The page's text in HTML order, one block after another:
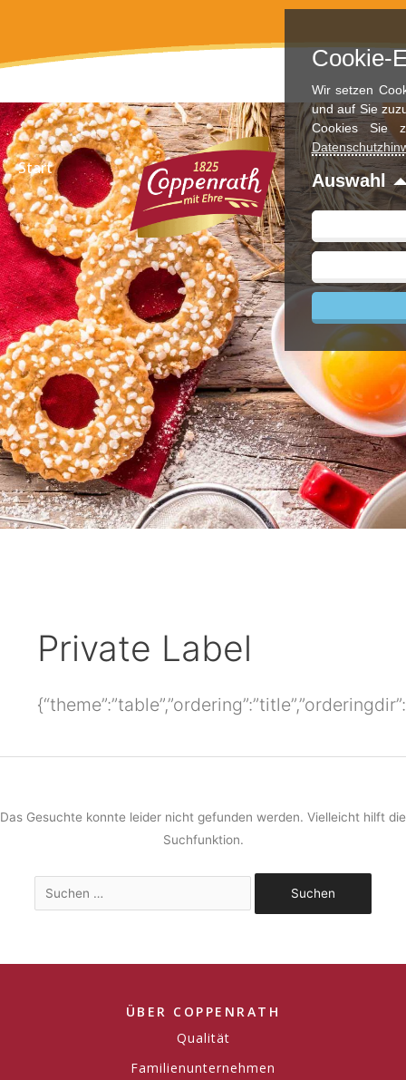
springen
Start
Private Label
Das Gesuchte konnte leider nicht gefunden werden. Vielleicht hilft die
Suchfunktion.
ÜBER COPPENRATH
Qualität
Familienunternehmen
Cookie-
Wir setzen
und auf Sie
Cookies Sie
Auswahl